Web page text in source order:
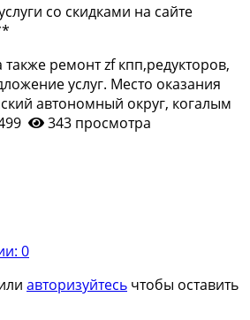
со скидками на сайте
ремонт zf кпп,редукторов,
услуг. Место оказания
автономный округ, когалым
343 просмотра
0
авторизуйтесь чтобы оставить